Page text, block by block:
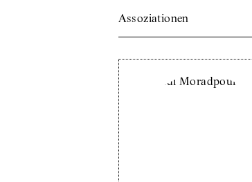
Assoziationen